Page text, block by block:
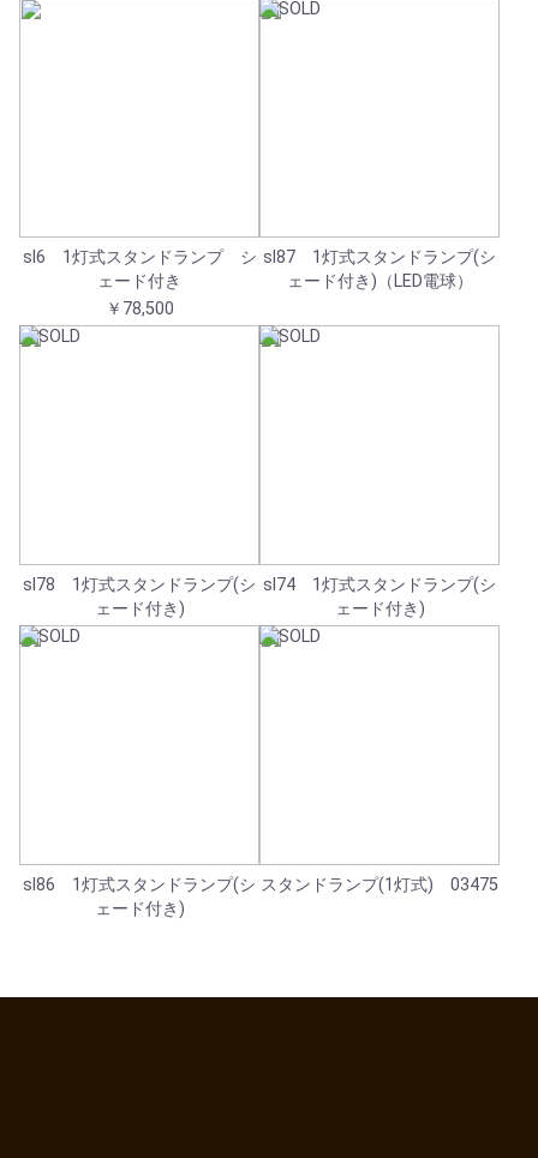
sl6 1灯式スタンドランプ シ
ェード付き
￥78,500
sl87 1灯式スタンドランプ(シ
ェード付き)（LED電球）
sl78 1灯式スタンドランプ(シ
ェード付き)
sl74 1灯式スタンドランプ(シ
ェード付き)
sl86 1灯式スタンドランプ(シ
ェード付き)
スタンドランプ(1灯式) 03475